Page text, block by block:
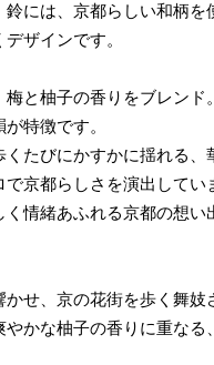
には、京都らしい和柄を
ザインです。
と柚子の香りをブレンド
特徴です。
くたびにかすかに揺れる
京都らしさを演出してい
情緒あふれる京都の想い
せ、京の花街を歩く舞妓
かな柚子の香りに重なる